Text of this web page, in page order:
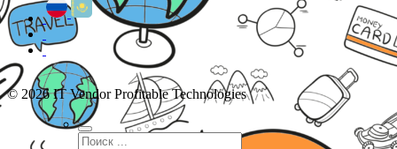
© 2026 IT Vendor Profitable Technologies